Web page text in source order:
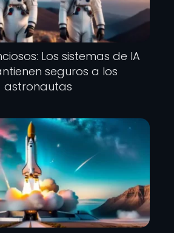
Los sistemas de IA
seguros a los
astronautas